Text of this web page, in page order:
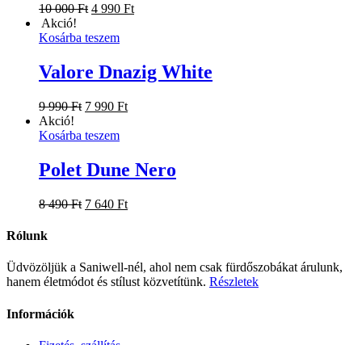
10 000Ft Original
was:
000 Ft.
4 990 FtCurrent
990 Ft.
Akció!
Kosárba teszem
Valore Dnazig White
9 990Ft Original
was:
990 Ft.
7 990 FtCurrent
990 Ft.
Akció!
Kosárba teszem
Polet Dune Nero
8 490Ft Original
490 Ft.
7 640 FtCurrent
640 Ft.
Rólunk
Üdvözöljük a Saniwell-nél, ahol nem csak fürdőszobákat árulunk,
hanem életmódot és stílust közvetítünk. Részletek
Információk